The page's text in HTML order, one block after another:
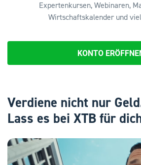
Expertenkursen, Webinaren,
Wirtschaftskalender und
KONTO
Verdiene nicht nur
Lass es bei XTB für